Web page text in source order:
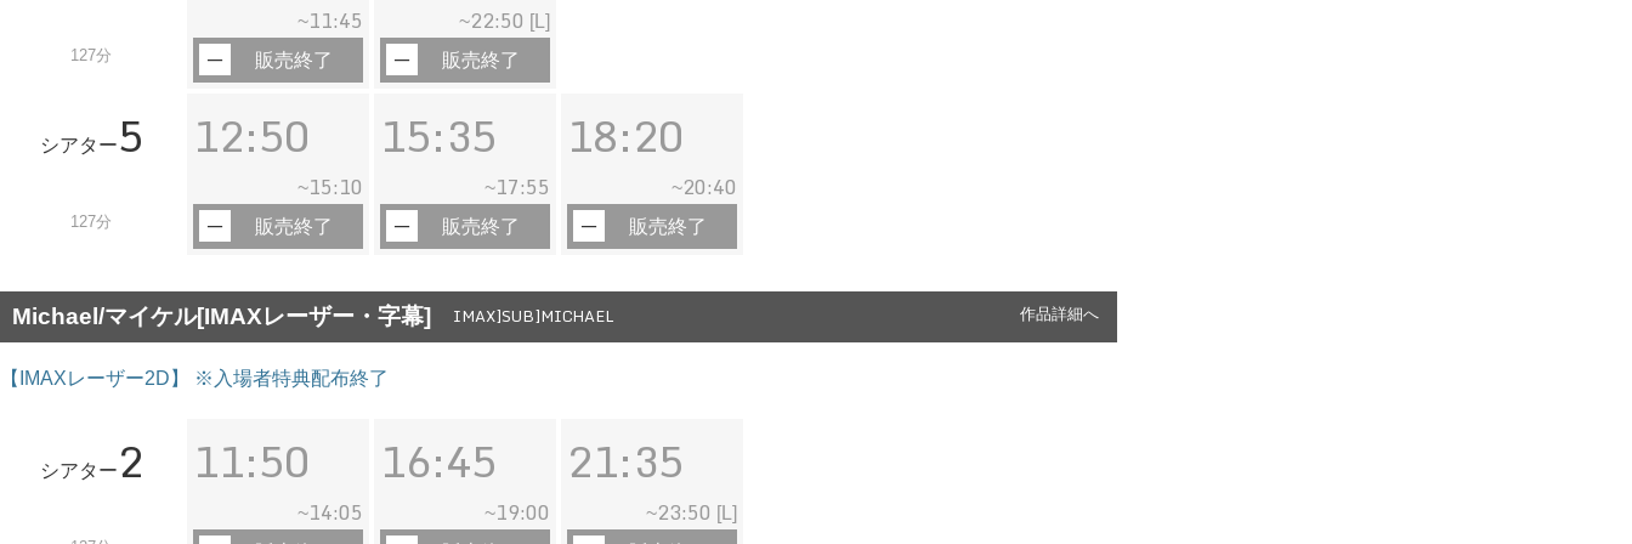
127分
~11:45
販売終了
~22:50 [L]
販売終了
シアター5
127分
12:50
~15:10
販売終了
15:35
~17:55
販売終了
18:20
~20:40
販売終了
Michael/マイケル[IMAXレーザー・字幕] IMAX]SUB]MICHAEL 作品詳細へ
【IMAXレーザー2D】 ※入場者特典配布終了
シアター 2 11:50
~14:05
16:45
~19:00
21:35
~23:50 [L]